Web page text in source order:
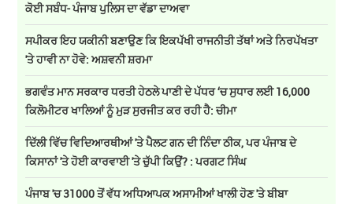
ਕੋਈ ਸਬੰਧ- ਪੰਜਾਬ ਪੁਲਿਸ ਦਾ ਵੱਡਾ ਦਾਅਵਾ
ਸਪੀਕਰ ਇਹ ਯਕੀਨੀ ਬਣਾਉਣ ਕਿ ਇਕਪੱਖੀ ਰਾਜਨੀਤੀ ਤੱਥਾਂ ਅਤੇ ਨਿਰਪੱਖਤਾ
'ਤੇ ਹਾਵੀ ਨਾ ਹੋਵੇ: ਅਸ਼ਵਨੀ ਸ਼ਰਮਾ
ਭਗਵੰਤ ਮਾਨ ਸਰਕਾਰ ਧਰਤੀ ਹੇਠਲੇ ਪਾਣੀ ਦੇ ਪੱਧਰ ‘ਚ ਸੁਧਾਰ ਲਈ 16,000
ਕਿਲੋਮੀਟਰ ਖਾਲਿਆਂ ਨੂੰ ਮੁੜ ਸੁਰਜੀਤ ਕਰ ਰਹੀ ਹੈ: ਚੀਮਾ
ਦਿੱਲੀ ਵਿੱਚ ਵਿਦਿਆਰਥੀਆਂ 'ਤੇ ਪੈਲਟ ਗਨ ਦੀ ਨਿੰਦਾ ਠੀਕ, ਪਰ ਪੰਜਾਬ ਦੇ
ਕਿਸਾਨਾਂ 'ਤੇ ਹੋਈ ਕਾਰਵਾਈ 'ਤੇ ਚੁੱਪੀ ਕਿਉਂ? : ਪਰਗਟ ਸਿੰਘ
ਪੰਜਾਬ 'ਚ 31000 ਤੋਂ ਵੱਧ ਅਧਿਆਪਕ ਅਸਾਮੀਆਂ ਖਾਲੀ ਹੋਣ 'ਤੇ ਬੀਬਾ